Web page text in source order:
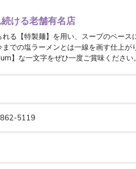
ける老舗有名店
る【特製麺】を用い、スープのベース
での塩ラーメンとは一線を画す仕上が
】な一文字をぜひ一度ご賞味ください。
5119